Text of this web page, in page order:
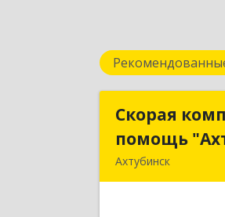
Скорая
помощь
Ахтубинск
Скорая
помощь